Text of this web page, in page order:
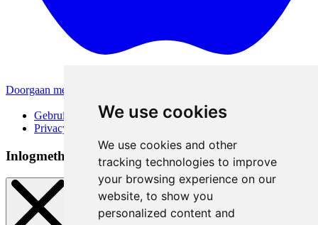
We use cookies
We use cookies and other
tracking technologies to improve
your browsing experience on our
website, to show you
personalized content and
Doorgaan met Apple
Gebruiksvoorwaarden
Privacybeleid
Inlogmethoden